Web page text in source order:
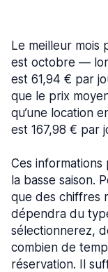
Le meilleur mois
est octobre —
est 61,94 € par
que le prix
qu’une location
est 167,98 € par
Ces
la basse saison.
que des chiffres
dépendra du
sélectionnerez,
combien de
réservation. Il